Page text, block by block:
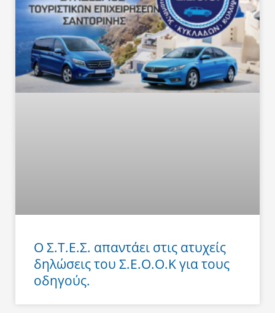
Ο Σ.Τ.Ε.Σ. απαντάει στις ατυχείς
δηλώσεις του Σ.Ε.Ο.Ο.Κ για τους
οδηγούς.